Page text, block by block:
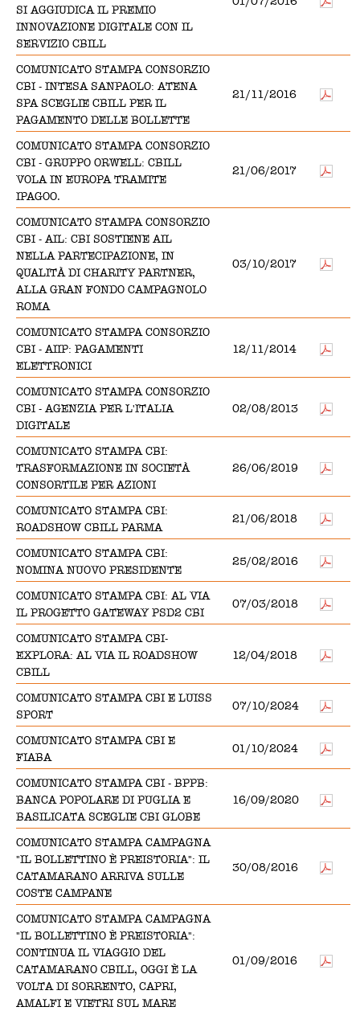
SI AGGIUDICA IL PREMIO
INNOVAZIONE DIGITALE CON IL
SERVIZIO CBILL
COMUNICATO STAMPA CONSORZIO
CBI - INTESA SANPAOLO: ATENA
SPA SCEGLIE CBILL PER IL
PAGAMENTO DELLE BOLLETTE
21/11/2016
COMUNICATO STAMPA CONSORZIO
CBI - GRUPPO ORWELL: CBILL
VOLA IN EUROPA TRAMITE
IPAGOO.
21/06/2017
COMUNICATO STAMPA CONSORZIO
CBI - AIL: CBI SOSTIENE AIL
NELLA PARTECIPAZIONE, IN
QUALITÀ DI CHARITY PARTNER,
ALLA GRAN FONDO CAMPAGNOLO
ROMA
03/10/2017
COMUNICATO STAMPA CONSORZIO
CBI - AIIP: PAGAMENTI
ELETTRONICI
12/11/2014
COMUNICATO STAMPA CONSORZIO
CBI - AGENZIA PER L'ITALIA
DIGITALE
02/08/2013
COMUNICATO STAMPA CBI:
TRASFORMAZIONE IN SOCIETÀ
CONSORTILE PER AZIONI
26/06/2019
COMUNICATO STAMPA CBI:
ROADSHOW CBILL PARMA
21/06/2018
COMUNICATO STAMPA CBI:
NOMINA NUOVO PRESIDENTE
25/02/2016
COMUNICATO STAMPA CBI: AL VIA
IL PROGETTO GATEWAY PSD2 CBI
07/03/2018
COMUNICATO STAMPA CBI-
EXPLORA: AL VIA IL ROADSHOW
CBILL
12/04/2018
COMUNICATO STAMPA CBI E LUISS
SPORT
07/10/2024
COMUNICATO STAMPA CBI E
FIABA
01/10/2024
COMUNICATO STAMPA CBI - BPPB:
BANCA POPOLARE DI PUGLIA E
BASILICATA SCEGLIE CBI GLOBE
16/09/2020
COMUNICATO STAMPA CAMPAGNA
"IL BOLLETTINO È PREISTORIA": IL
CATAMARANO ARRIVA SULLE
COSTE CAMPANE
30/08/2016
COMUNICATO STAMPA CAMPAGNA
"IL BOLLETTINO È PREISTORIA":
CONTINUA IL VIAGGIO DEL
CATAMARANO CBILL, OGGI È LA
VOLTA DI SORRENTO, CAPRI,
AMALFI E VIETRI SUL MARE
01/09/2016